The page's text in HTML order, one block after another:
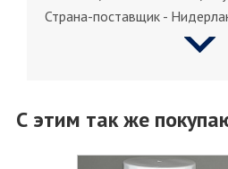
Страна-поставщик -
С этим так же